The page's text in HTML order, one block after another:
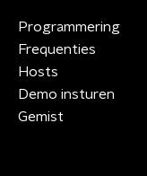
Programmering
Frequenties
Hosts
Demo insturen
Gemist